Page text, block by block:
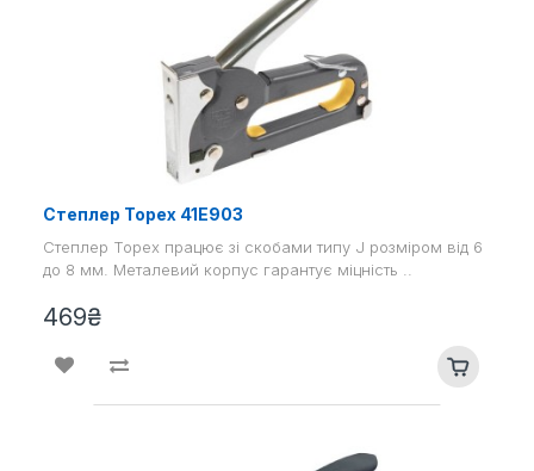
Степлер Topex 41E903
Степлер Topex працює зі скобами типу J розміром від 6
до 8 мм. Металевий корпус гарантує міцність ..
469₴